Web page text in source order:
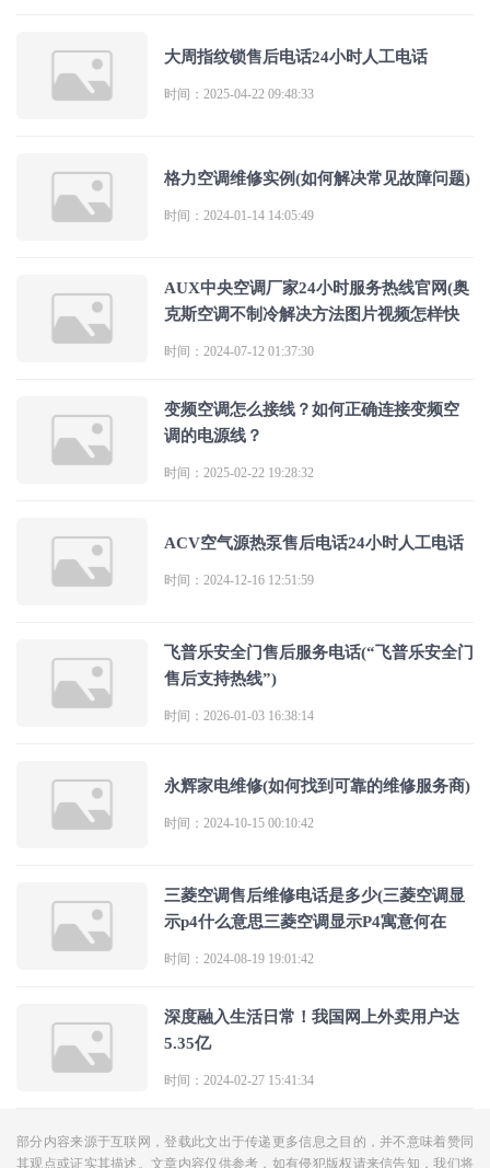
大周指纹锁售后电话24小时人工电话
时间：2025-04-22 09:48:33
格力空调维修实例(如何解决常见故障问题)
时间：2024-01-14 14:05:49
AUX中央空调厂家24小时服务热线官网(奥
克斯空调不制冷解决方法图片视频怎样快
时间：2024-07-12 01:37:30
变频空调怎么接线？如何正确连接变频空
调的电源线？
时间：2025-02-22 19:28:32
ACV空气源热泵售后电话24小时人工电话
时间：2024-12-16 12:51:59
飞普乐安全门售后服务电话(“飞普乐安全门
售后支持热线”)
时间：2026-01-03 16:38:14
永辉家电维修(如何找到可靠的维修服务商)
时间：2024-10-15 00:10:42
三菱空调售后维修电话是多少(三菱空调显
示p4什么意思三菱空调显示P4寓意何在
时间：2024-08-19 19:01:42
深度融入生活日常！我国网上外卖用户达
5.35亿
时间：2024-02-27 15:41:34
部分内容来源于互联网，登载此文出于传递更多信息之目的，并不意味着赞同
其观点或证实其描述。文章内容仅供参考，如有侵犯版权请来信告知，我们将